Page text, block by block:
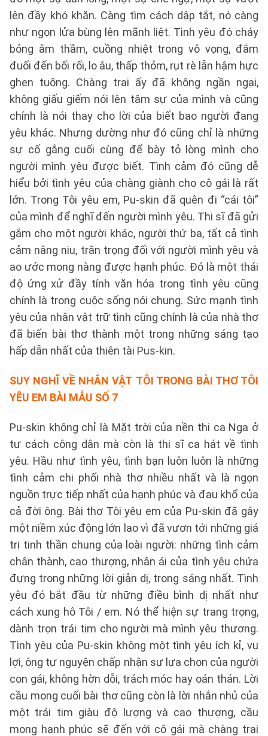
lên đầy khó khăn. Càng tìm cách dập tắt, nó càng
như ngọn lửa bùng lên mãnh liệt. Tình yêu đó cháy
bỏng âm thầm, cuồng nhiệt trong vô vọng, đắm
đuối đến bối rối, lo âu, thấp thỏm, rụt rè lẫn hậm hực
ghen tuông. Chàng trai ấy đã không ngần ngại,
không giấu giếm nói lên tâm sự của mình và cũng
chính là nói thay cho lời của biết bao người đang
yêu khác. Nhưng dường như đó cũng chỉ là những
sự cố gắng cuối cùng để bày tỏ lòng mình cho
người mình yêu được biết. Tình cảm đó cũng dễ
hiểu bởi tình yêu của chàng giành cho cô gái là rất
lớn. Trong Tôi yêu em, Pu-skin đã quên đi “cái tôi”
của mình để nghĩ đến người mình yêu. Thi sĩ đã gửi
gắm cho một người khác, người thứ ba, tất cả tình
cảm nâng niu, trân trọng đối với người mình yêu và
ao ước mong nàng được hạnh phúc. Đó là một thái
độ ứng xử đầy tính văn hóa trong tình yêu cũng
chính là trong cuộc sống nói chung. Sức mạnh tình
yêu của nhân vật trữ tình cũng chính là của nhà thơ
đã biến bài thơ thành một trong những sáng tạo
hấp dẫn nhất của thiên tài Pus-kin.
SUY NGHĨ VỀ NHÂN VẬT TÔI TRONG BÀI THƠ TÔI
YÊU EM BÀI MẪU SỐ 7
Pu-skin không chỉ là Mặt trời của nền thi ca Nga ở
tư cách công dân mà còn là thi sĩ ca hát về tình
yêu. Hầu như tình yêu, tình bạn luôn luôn là những
tình cảm chi phối nhà thơ nhiều nhất và là ngọn
nguồn trực tiếp nhất của hạnh phúc và đau khổ của
cả đời ông. Bài thơ Tôi yêu em của Pu-skin đã gây
một niềm xúc động lớn lao vì đã vươn tới những giá
trị tinh thần chung của loài người: những tình cảm
chân thành, cao thượng, nhân ái của tình yêu chứa
đựng trong những lời giản dị, trong sáng nhất. Tình
yêu đó bắt đầu từ những điều bình dị nhất như
cách xung hô Tôi / em. Nó thể hiện sự trang trọng,
dành trọn trái tim cho người mà mình yêu thương.
Tình yêu của Pu-skin không một tình yêu ích kỉ, vụ
lợi, ông tự nguyện chấp nhận sự lựa chọn của người
con gái, không hờn dỗi, trách móc hay oán thán. Lời
cầu mong cuối bài thơ cũng còn là lời nhắn nhủ của
một trái tim giàu độ lượng và cao thượng, cầu
mong hạnh phúc sẽ đến với cô gái mà chàng trai